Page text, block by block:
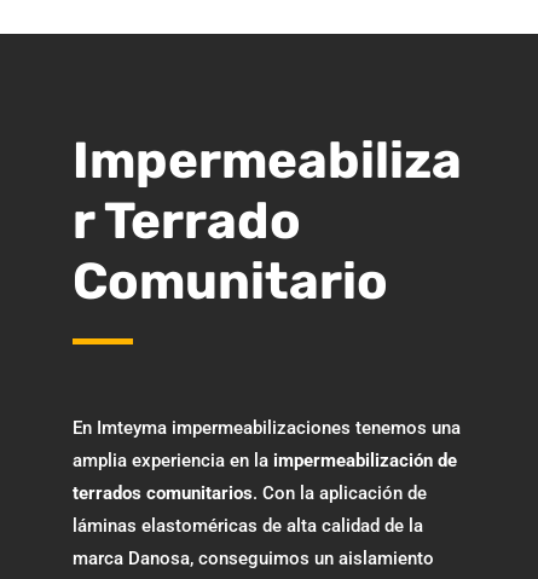
Impermeabiliza
r Terrado
Comunitario
En Imteyma impermeabilizaciones tenemos una
amplia experiencia en la impermeabilización de
terrados comunitarios. Con la aplicación de
láminas elastoméricas de alta calidad de la
marca Danosa, conseguimos un aislamiento